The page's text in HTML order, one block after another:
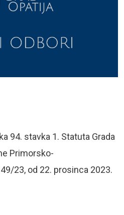
94. stavka 1. Statuta Grada
Primorsko-
23, od 22. prosinca 2023.